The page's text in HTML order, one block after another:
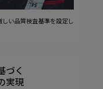
い品質検査基準を設定し
づく
実現